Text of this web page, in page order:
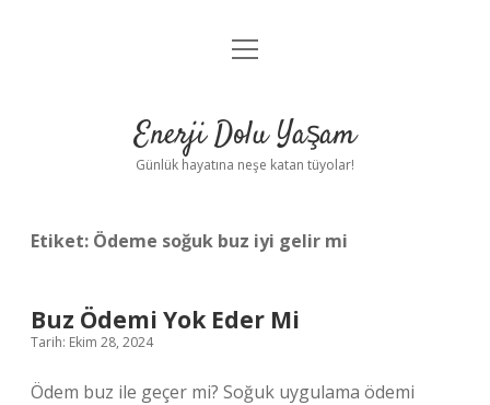
Anasayfa
Yasal Uyarı
menüyü
Enerji Dolu Yaşam
Günlük hayatına neşe katan tüyolar!
Etiket: Ödeme soğuk buz iyi gelir mi
Buz Ödemi Yok Eder Mi
Tarih: Ekim 28, 2024
Ödem buz ile geçer mi? Soğuk uygulama ödemi